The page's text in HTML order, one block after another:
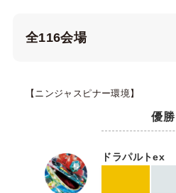
全116会場
【ニンジャスピナー環境】
優
ドラパルトex